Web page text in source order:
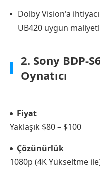
Dolby Vision'a
UB420 uygun
2. Sony BDP-
Oynatıcı
Fiyat
Yaklaşık $80 – $100
Çözünürlük
1080p (4K Yükseltme